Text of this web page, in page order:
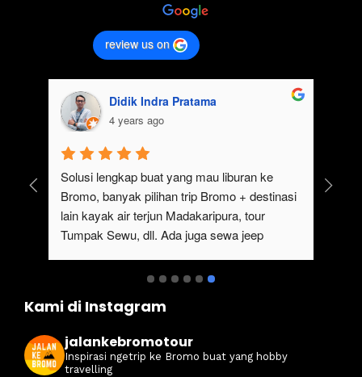
review us on
Didik Indra Pratama
4 years ago
Solusi lengkap buat yang mau liburan ke
Bromo, banyak pilihan trip Bromo + destinasi
lain kayak air terjun Madakaripura, tour
Tumpak Sewu, dll. Ada juga sewa jeep
Kami di Instagram
jalankebromotour
Inspirasi ngetrip ke Bromo buat yang hobby
travelling